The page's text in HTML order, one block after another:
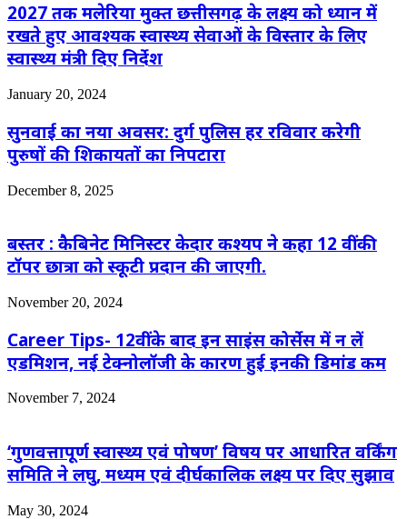
2027 तक मलेरिया मुक्त छत्तीसगढ़ के लक्ष्य को ध्यान में
रखते हुए आवश्यक स्वास्थ्य सेवाओं के विस्तार के लिए
स्वास्थ्य मंत्री दिए निर्देश
January 20, 2024
सुनवाई का नया अवसर: दुर्ग पुलिस हर रविवार करेगी
पुरुषों की शिकायतों का निपटारा
December 8, 2025
बस्तर : कैबिनेट मिनिस्टर केदार कश्यप ने कहा 12 वीं की
टॉपर छात्रा को स्कूटी प्रदान की जाएगी.
November 20, 2024
Career Tips- 12वीं के बाद इन साइंस कोर्सेस में न लें
एडमिशन, नई टेक्नोलॉजी के कारण हुई इनकी डिमांड कम
November 7, 2024
‘गुणवत्तापूर्ण स्वास्थ्य एवं पोषण’ विषय पर आधारित वर्किंग
समिति ने लघु, मध्यम एवं दीर्घकालिक लक्ष्य पर दिए सुझाव
May 30, 2024